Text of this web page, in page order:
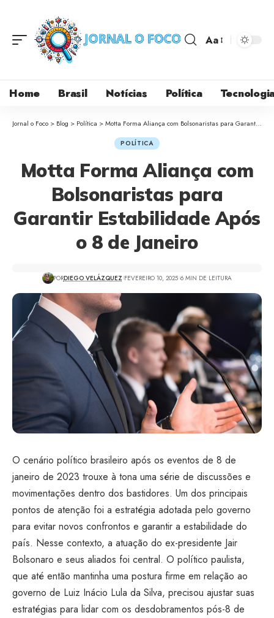
Aa
Home Brasil Notícias Política
Jornal o Foco > Blog > Política >Motta Forma Aliança com Bolsonaristas para Garantir Estabilidade Após o 8 de Janeiro
POLÍTICA
Motta Forma Aliança com
Bolsonaristas para
Garantir Estabilidade Após
o 8 de Janeiro
PORDIEGO VELÁZQUEZ FEVEREIRO 10, 2025 6 MIN DE LEITURA
O cenário político brasileiro após os eventos de 8 de
janeiro de 2023 trouxe à tona uma série de discussões e
movimentações dentro dos bastidores. Um dos principais
pontos de atenção foi a estratégia adotada pelo governo
para evitar novos confrontos e garantir a estabilidade do
país. Nesse contexto, a atuação do ex-presidente Jair
Bolsonaro e seus aliados foi central. O político paulista,
que até então mantinha uma postura firme em relação ao
governo de Luiz Inácio Lula da Silva, precisou ajustar suas
estratégias para lidar com os desdobramentos pós-8 de